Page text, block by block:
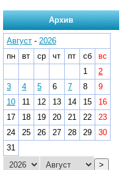
Архив
Август - 2026
пн
вт ср чт пт сб
вс
1
2
3
4 5 6 7 8
9
10
11 12 13 14 15
16
17
18 19 20 21 22
23
24
25 26 27 28 29
30
31
>